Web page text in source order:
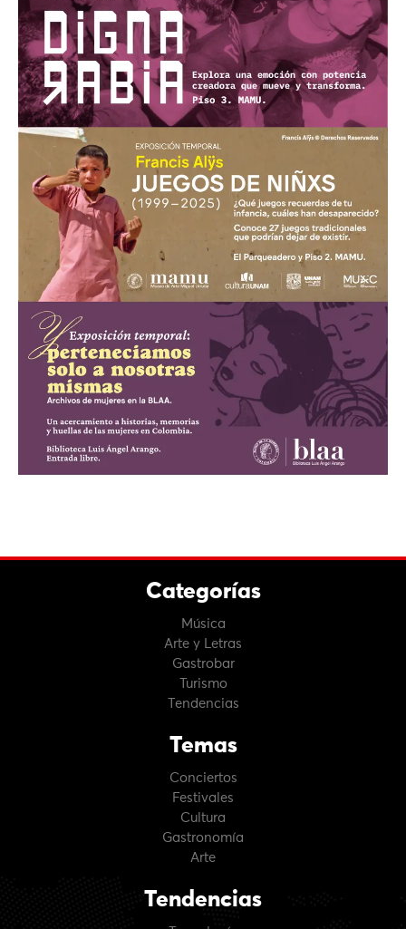
Categorías
Música
Arte y Letras
Gastrobar
Turismo
Tendencias
Temas
Conciertos
Festivales
Cultura
Gastronomía
Arte
Tendencias